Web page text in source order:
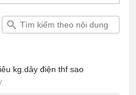
kg.dây điện thf sao